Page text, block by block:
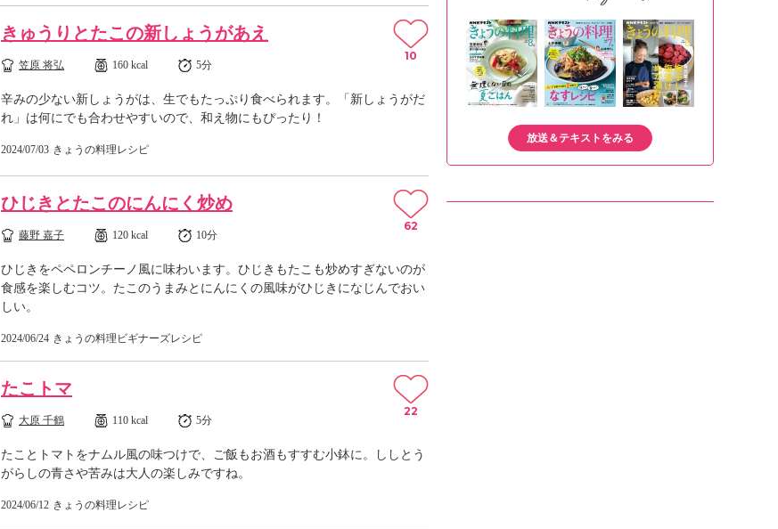
きゅうりとたこの新しょうがあえ
笠原 将弘 160 kcal 5分
辛みの少ない新しょうがは、生でもたっぷり食べられます。「新しょうがだ
れ」は何にでも合わせやすいので、和え物にもぴったり！
2024/07/03 きょうの料理レシピ
10
ひじきとたこのにんにく炒め
藤野 嘉子 120 kcal 10分
ひじきをペペロンチーノ風に味わいます。ひじきもたこも炒めすぎないのが
食感を楽しむコツ。たこのうまみとにんにくの風味がひじきになじんでおい
しい。
2024/06/24 きょうの料理ビギナーズレシピ
62
たこトマ
大原 千鶴 110 kcal 5分
たことトマトをナムル風の味つけで、ご飯もお酒もすすむ小鉢に。ししとう
がらしの青さや苦みは大人の楽しみですね。
2024/06/12 きょうの料理レシピ
22
放送＆テキストをみる